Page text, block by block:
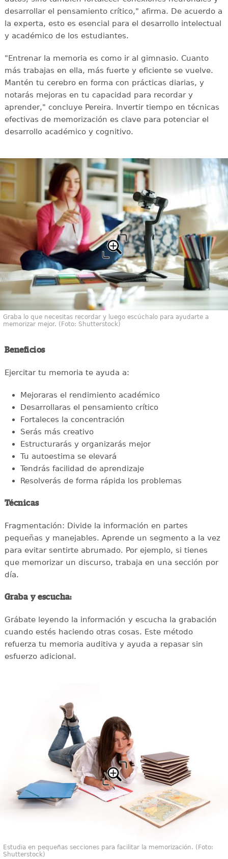
desarrollar el pensamiento crítico," afirma. De acuerdo a
la experta, esto es esencial para el desarrollo intelectual
y académico de los estudiantes.
"Entrenar la memoria es como ir al gimnasio. Cuanto
más trabajas en ella, más fuerte y eficiente se vuelve.
Mantén tu cerebro en forma con prácticas diarias, y
notarás mejoras en tu capacidad para recordar y
aprender," concluye Pereira. Invertir tiempo en técnicas
efectivas de memorización es clave para potenciar el
desarrollo académico y cognitivo.
Graba lo que necesitas recordar y luego escúchalo para ayudarte a
memorizar mejor. (Foto: Shutterstock)
Beneficios
Ejercitar tu memoria te ayuda a:
Mejoraras el rendimiento académico
Desarrollaras el pensamiento crítico
Fortaleces la concentración
Serás más creativo
Estructurarás y organizarás mejor
Tu autoestima se elevará
Tendrás facilidad de aprendizaje
Resolverás de forma rápida los problemas
Técnicas
Fragmentación: Divide la información en partes
pequeñas y manejables. Aprende un segmento a la vez
para evitar sentirte abrumado. Por ejemplo, si tienes
que memorizar un discurso, trabaja en una sección por
día.
Graba y escucha:
Grábate leyendo la información y escucha la grabación
cuando estés haciendo otras cosas. Este método
refuerza tu memoria auditiva y ayuda a repasar sin
esfuerzo adicional.
Estudia en pequeñas secciones para facilitar la memorización. (Foto:
Shutterstock)